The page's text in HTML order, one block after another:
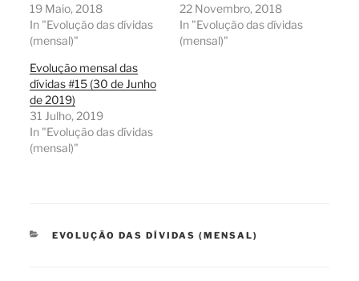
19 Maio, 2018
In "Evolução das dívidas
(mensal)"
22 Novembro, 2018
In "Evolução das dívidas
(mensal)"
Evolução mensal das
dívidas #15 (30 de Junho
de 2019)
31 Julho, 2019
In "Evolução das dívidas
(mensal)"
CATEGORIAS
EVOLUÇÃO DAS DÍVIDAS (MENSAL)